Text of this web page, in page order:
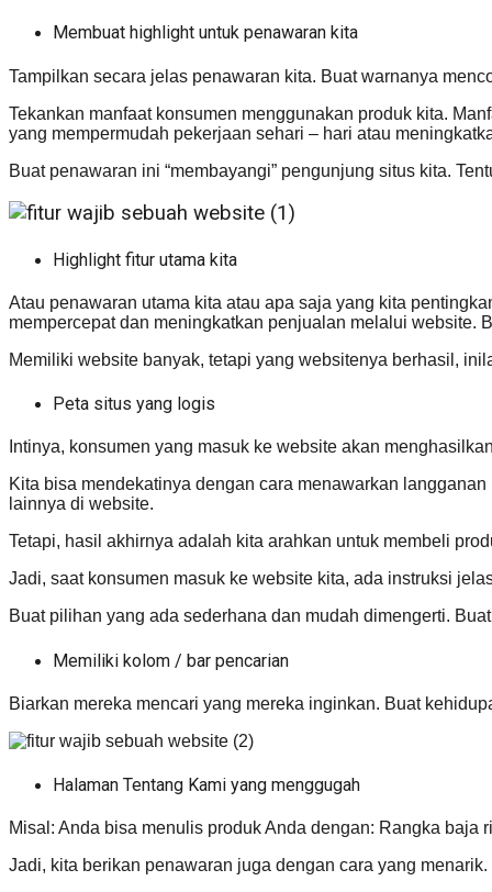
Membuat highlight untuk penawaran kita
Tampilkan secara jelas penawaran kita. Buat warnanya
Tekankan manfaat konsumen menggunakan produk kita.
yang mempermudah pekerjaan sehari – hari atau
Buat penawaran ini “membayangi” pengunjung situs kita.
Highlight fitur utama kita
Atau penawaran utama kita atau apa saja yang kita
mempercepat dan meningkatkan penjualan melalui website.
Memiliki website banyak, tetapi yang websitenya berhasil,
Peta situs yang logis
Intinya, konsumen yang masuk ke website akan
Kita bisa mendekatinya dengan cara menawarkan
lainnya di website.
Tetapi, hasil akhirnya adalah kita arahkan untuk membeli
Jadi, saat konsumen masuk ke website kita, ada instruksi
Buat pilihan yang ada sederhana dan mudah dimengerti.
Memiliki kolom / bar pencarian
Biarkan mereka mencari yang mereka inginkan. Buat
Halaman Tentang Kami yang menggugah
Misal: Anda bisa menulis produk Anda dengan: Rangka
Jadi, kita berikan penawaran juga dengan cara yang menarik.